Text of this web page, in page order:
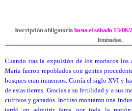
Inscripción obligatoria hasta elsábado 13/06/
limitadas.
Cuando tras la expulsión de los moriscos los
María fueron repoblados con gentes
bosques eran inmensos. Corría el siglo XVI y
de estas tierras. Gracias a su fertilidad y a sus
cultivos y ganados. Incluso montaron una